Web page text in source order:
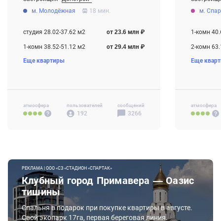
Строится , есть сданные корпуса
м. Молодёжная 18 мин.
студия 28.02-37.62 м2 от 23.6 млн ₽
1-комн 38.52-51.12 м2 от 29.4 млн ₽
2-комн 58.22-91.52 м2
4-комн+ 100.52-539.62 м2 от 70.4 млн ₽
Своб. план. 142.02-233.42 м2 от 87.7 млн ₽
Еще квартиры
атмосфера пользователей
192
сообщений
3266
Строится
м.
1-комн
2-комн
3-комн
Своб.
Еще
атмосфера
РЕКЛАМА | ООО «СЗ «СТАДИОН «СПАРТАК»
Клубный город Примавера — Оазис
тишины
Спальня в подарок при покупке квартиры в августе.
Свой экопарк 17га, первая береговая линия.